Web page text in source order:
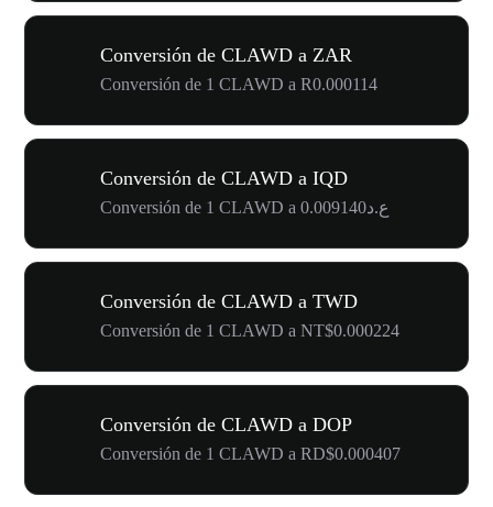
Conversión de CLAWD a ZAR
Conversión de 1 CLAWD a R0.000114
Conversión de CLAWD a IQD
Conversión de 1 CLAWD a ع.د0.009140
Conversión de CLAWD a TWD
Conversión de 1 CLAWD a NT$0.000224
Conversión de CLAWD a DOP
Conversión de 1 CLAWD a RD$0.000407